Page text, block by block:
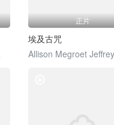
正片
埃及古咒